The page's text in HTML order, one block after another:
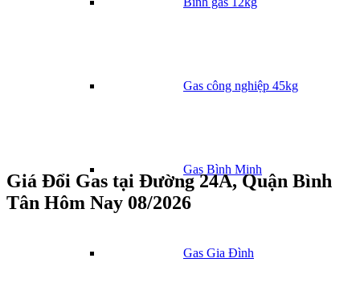
Gas công nghiệp 45kg
Gas Bình Minh
Gas Gia Đình
Giá Đổi Gas tại Đường 24A, Quận Bình
Tân Hôm Nay 08/2026